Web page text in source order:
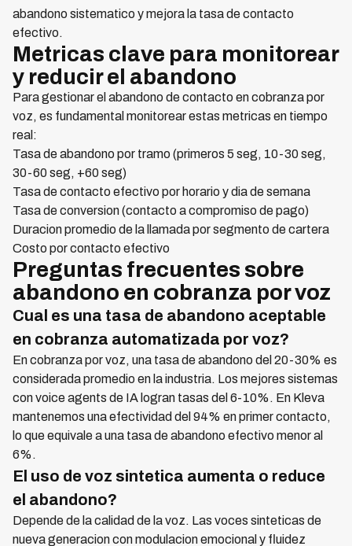
abandono sistematico y mejora la tasa de contacto
efectivo.
Metricas clave para monitorear
y reducir el abandono
Para gestionar el abandono de contacto en cobranza por
voz, es fundamental monitorear estas metricas en tiempo
real:
Tasa de abandono por tramo (primeros 5 seg, 10-30 seg,
30-60 seg, +60 seg)
Tasa de contacto efectivo por horario y dia de semana
Tasa de conversion (contacto a compromiso de pago)
Duracion promedio de la llamada por segmento de cartera
Costo por contacto efectivo
Preguntas frecuentes sobre
abandono en cobranza por voz
Cual es una tasa de abandono aceptable
en cobranza automatizada por voz?
En cobranza por voz, una tasa de abandono del 20-30% es
considerada promedio en la industria. Los mejores sistemas
con voice agents de IA logran tasas del 6-10%. En Kleva
mantenemos una efectividad del 94% en primer contacto,
lo que equivale a una tasa de abandono efectivo menor al
6%.
El uso de voz sintetica aumenta o reduce
el abandono?
Depende de la calidad de la voz. Las voces sinteticas de
nueva generacion con modulacion emocional y fluidez